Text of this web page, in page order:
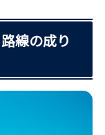
線の成り